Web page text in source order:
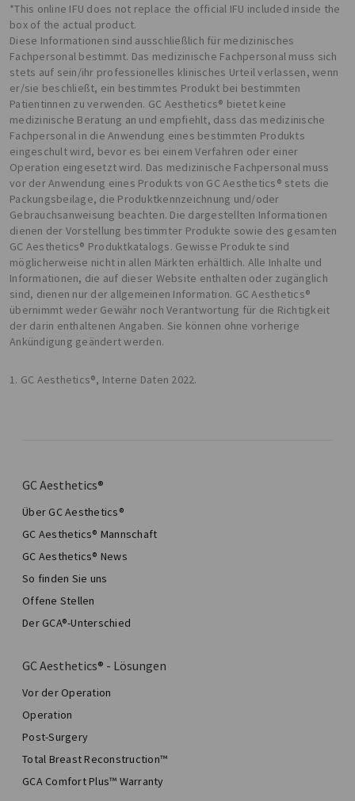
*This online IFU does not replace the official IFU included inside the
box of the actual product.
Diese Informationen sind ausschließlich für medizinisches
Fachpersonal bestimmt. Das medizinische Fachpersonal muss sich
stets auf sein/ihr professionelles klinisches Urteil verlassen, wenn
er/sie beschließt, ein bestimmtes Produkt bei bestimmten
Patientinnen zu verwenden. GC Aesthetics® bietet keine
medizinische Beratung an und empfiehlt, dass das medizinische
Fachpersonal in die Anwendung eines bestimmten Produkts
eingeschult wird, bevor es bei einem Verfahren oder einer
Operation eingesetzt wird. Das medizinische Fachpersonal muss
vor der Anwendung eines Produkts von GC Aesthetics® stets die
Packungsbeilage, die Produktkennzeichnung und/oder
Gebrauchsanweisung beachten. Die dargestellten Informationen
dienen der Vorstellung bestimmter Produkte sowie des gesamten
GC Aesthetics® Produktkatalogs. Gewisse Produkte sind
möglicherweise nicht in allen Märkten erhältlich. Alle Inhalte und
Informationen, die auf dieser Website enthalten oder zugänglich
sind, dienen nur der allgemeinen Information. GC Aesthetics®
übernimmt weder Gewähr noch Verantwortung für die Richtigkeit
der darin enthaltenen Angaben. Sie können ohne vorherige
Ankündigung geändert werden.
1. GC Aesthetics®, Interne Daten 2022.
GC Aesthetics®
Über GC Aesthetics®
GC Aesthetics® Mannschaft
GC Aesthetics® News
So finden Sie uns
Offene Stellen
Der GCA®-Unterschied
GC Aesthetics® - Lösungen
Vor der Operation
Operation
Post-Surgery
Total Breast Reconstruction™
GCA Comfort Plus™ Warranty